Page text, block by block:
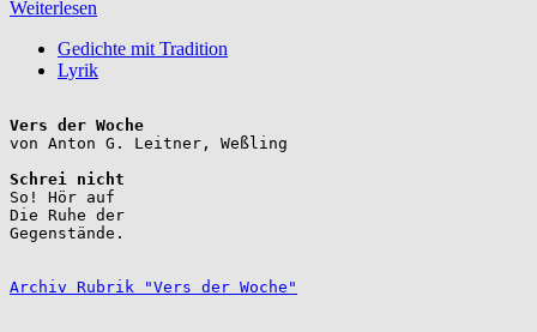
Weiterlesen
Gedichte mit Tradition
Lyrik
Vers der Woche
Schrei nicht
So! Hör auf
Die Ruhe der
Gegenstände.
Archiv Rubrik "Vers der Woche"